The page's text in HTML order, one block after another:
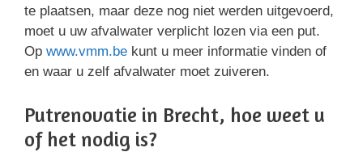
te plaatsen, maar deze nog niet werden uitgevoerd,
moet u uw afvalwater verplicht lozen via een put.
Op www.vmm.be kunt u meer informatie vinden of
en waar u zelf afvalwater moet zuiveren.
Putrenovatie in Brecht, hoe weet u
of het nodig is?